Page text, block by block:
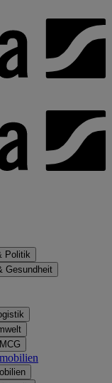
Politik
Gesundheit